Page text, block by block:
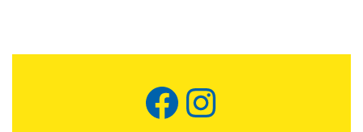
Facebook
Instagram